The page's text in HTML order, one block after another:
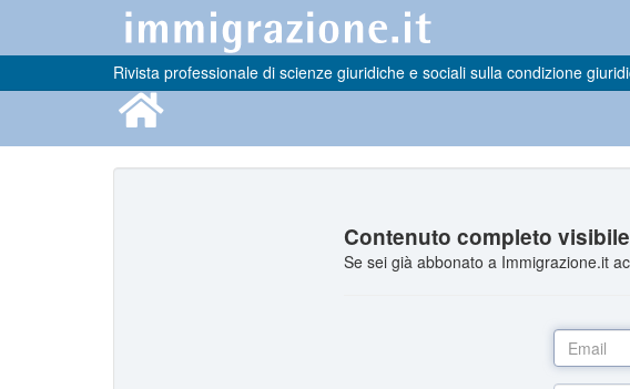
Rivista professionale di scienze giuridiche e sociali sulla condizione
Contenuto completo
Se sei già abbonato a Immigrazione.it